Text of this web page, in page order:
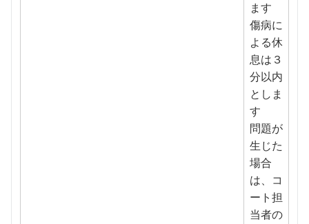
ます
傷病に
よる休
息は３
分以内
としま
す
問題が
生じた
場合
は、コ
ート担
当者の